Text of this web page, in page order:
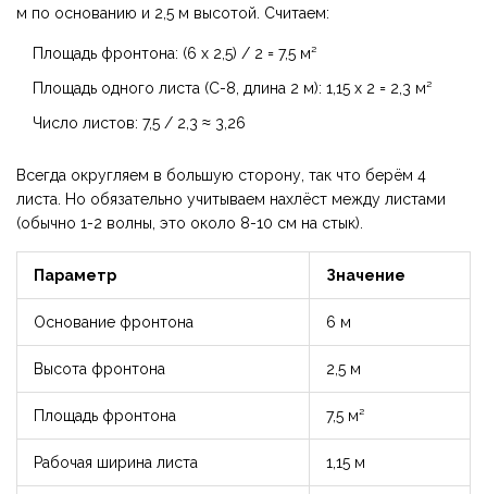
м по основанию и 2,5 м высотой. Считаем:
Площадь фронтона: (6 х 2,5) / 2 = 7,5 м²
Площадь одного листа (C-8, длина 2 м): 1,15 х 2 = 2,3 м²
Число листов: 7,5 / 2,3 ≈ 3,26
Всегда округляем в большую сторону, так что берём 4
листа. Но обязательно учитываем нахлёст между листами
(обычно 1-2 волны, это около 8-10 см на стык).
Параметр Значение
Основание фронтона 6 м
Высота фронтона 2,5 м
Площадь фронтона 7,5 м²
Рабочая ширина листа 1,15 м